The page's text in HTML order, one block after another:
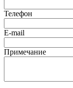
Телефон
E-mail
Примечание